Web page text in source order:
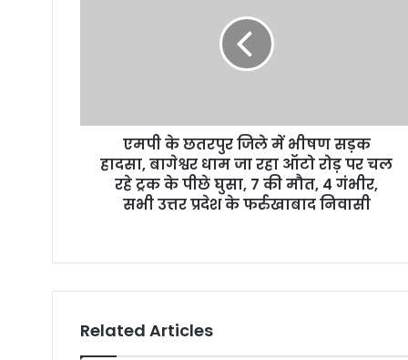
r
एमपी के छतरपुर जिले में भीषण सड़क
हादसा, बागेश्वर धाम जा रहा ऑटो रोड़ पर चल
रहे ट्रक के पीछे घुसा, 7 की मौत, 4 गंभीर,
सभी उत्तर प्रदेश के फर्रुखाबाद निवासी
Related Articles